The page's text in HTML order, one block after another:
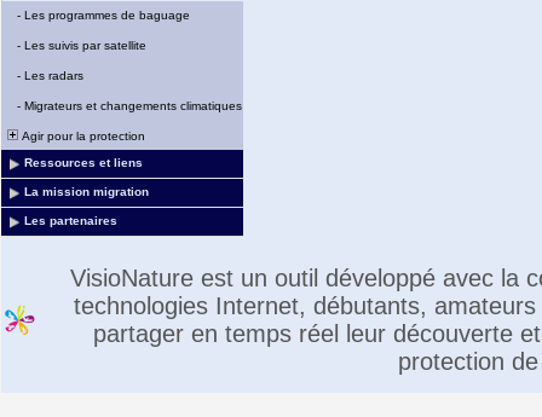
- Les programmes de baguage
- Les suivis par satellite
- Les radars
- Migrateurs et changements climatiques
Agir pour la protection
Ressources et liens
La mission migration
Les partenaires
VisioNature est un outil développé avec la
technologies Internet, débutants,
partager en temps réel leur découverte
protection